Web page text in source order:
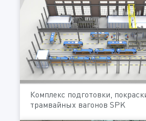
Комплекс подготовки,
трамвайных вагонов SPK